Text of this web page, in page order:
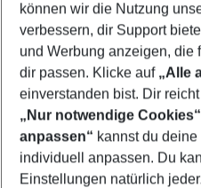
Mehr Filter
Footer
Footer navigation
Über uns
können wir die Nutzung
verbessern, dir Support
und Werbung anzeigen, die
dir passen. Klicke auf „Alle
einverstanden bist. Dir
„Nur notwendige Cookies“
anpassen“ kannst du
individuell anpassen. Du
Einstellungen natürlich